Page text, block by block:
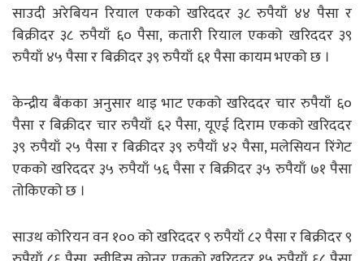
साउदी अरेबियन रियाल एकको खरिददर ३८ रुपैयाँ ४४ पैसा र
बिक्रीदर ३८ रुपैयाँ ६० पैसा, कतारी रियाल एकको खरिददर ३९
रुपैयाँ ४५ पैसा र बिक्रीदर ३९ रुपैयाँ ६१ पैसा कायम भएको छ ।
केन्द्रीय बैंकका अनुसार थाइ भाट एकको खरिददर चार रुपैयाँ ६०
पैसा र बिक्रीदर चार रुपैयाँ ६२ पैसा, यूएई दिराम एकको खरिददर
३९ रुपैयाँ २५ पैसा र बिक्रीदर ३९ रुपैयाँ ४२ पैसा, मलेसियन रिंगेट
एकको खरिददर ३५ रुपैयाँ ५६ पैसा र बिक्रीदर ३५ रुपैयाँ ७१ पैसा
तोकिएको छ ।
साउथ कोरियन वन १०० को खरिददर ९ रुपैयाँ ८२ पैसा र बिक्रीदर ९